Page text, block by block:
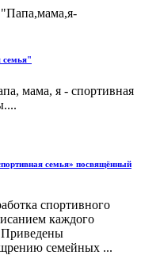
"Папа,мама,я-
семья"
мама, я - спортивная
семья» посвящённый
спортивного
каждого
Приведены
семейных ...